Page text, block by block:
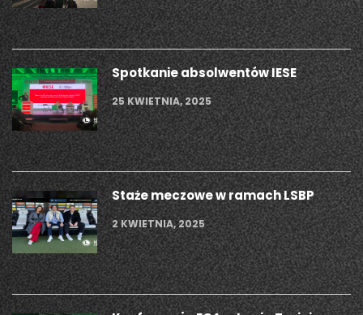
Spotkanie absolwentów IESE
25 KWIETNIA, 2025
Staże meczowe w ramach LSBP
2 KWIETNIA, 2025